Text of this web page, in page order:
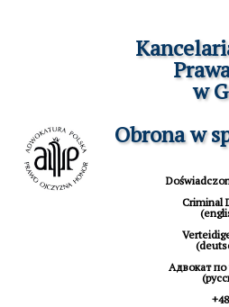
w
Obrona w
Criminal
Aдвокат